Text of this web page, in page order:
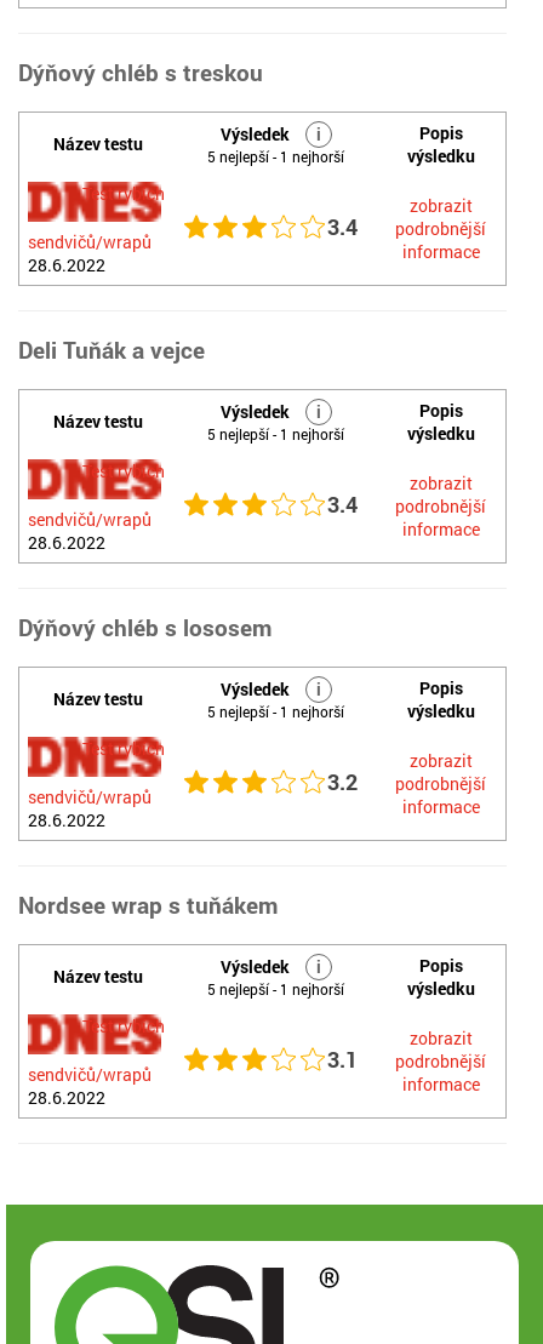
Dýňový chléb s treskou
Název testu Výsledek i
5 nejlepší - 1 nejhorší
Popis
výsledku
Test rybích
sendvičů/wrapů
28.6.2022
3.4
zobrazit
podrobnější
informace
Deli Tuňák a vejce
Název testu Výsledek i
5 nejlepší - 1 nejhorší
Popis
výsledku
Test rybích
sendvičů/wrapů
28.6.2022
3.4
zobrazit
podrobnější
informace
Dýňový chléb s lososem
Název testu Výsledek i
5 nejlepší - 1 nejhorší
Popis
výsledku
Test rybích
sendvičů/wrapů
28.6.2022
3.2
zobrazit
podrobnější
informace
Nordsee wrap s tuňákem
Název testu Výsledek i
5 nejlepší - 1 nejhorší
Popis
výsledku
Test rybích
sendvičů/wrapů
28.6.2022
3.1
zobrazit
podrobnější
informace